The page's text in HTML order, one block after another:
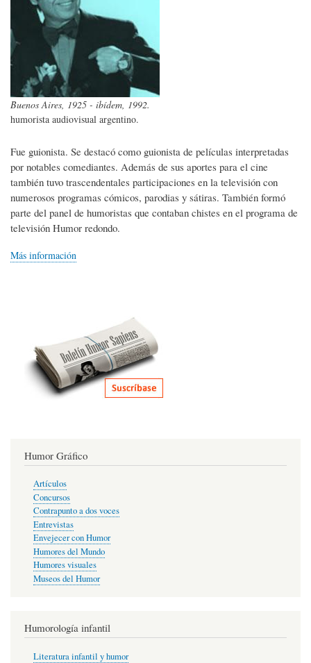
Buenos Aires, 1925 - ibídem, 1992.
humorista audiovisual argentino.
Fue guionista. Se destacó como guionista de películas interpretadas
por notables comediantes. Además de sus aportes para el cine
también tuvo trascendentales participaciones en la televisión con
numerosos programas cómicos, parodias y sátiras. También formó
parte del panel de humoristas que contaban chistes en el programa de
televisión Humor redondo.
Más información
Humor Gráfico
Artículos
Concursos
Contrapunto a dos voces
Entrevistas
Envejecer con Humor
Humores del Mundo
Humores visuales
Museos del Humor
Humorología infantil
Literatura infantil y humor